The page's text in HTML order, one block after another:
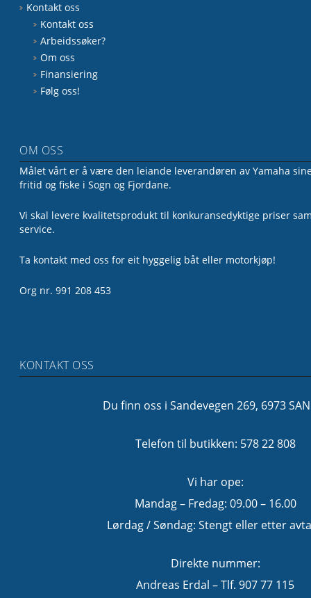
Kontakt oss
Kontakt oss
Arbeidssøker?
Om oss
Finansiering
Følg oss!
OM OSS
Målet vårt er å være den leiande leverandøren av Yamaha
fritid og fiske i Sogn og Fjordane.
Vi skal levere kvalitetsprodukt til konkuransedyktige priser
service.
Ta kontakt med oss for eit hyggelig båt eller motorkjøp!
Org nr. 991 208 453
KONTAKT OSS
Du finn oss i Sandevegen 269, 6973
Telefon til butikken: 578 22 808
Vi har ope:
Mandag – Fredag: 09.00 – 16.00
Lørdag / Søndag: Stengt eller etter
Direkte nummer:
Andreas Erdal – Tlf. 907 77 115